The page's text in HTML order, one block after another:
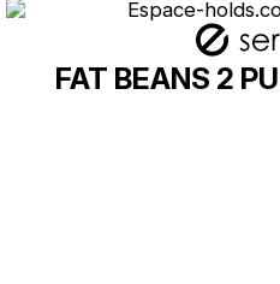
FAT BEANS 2